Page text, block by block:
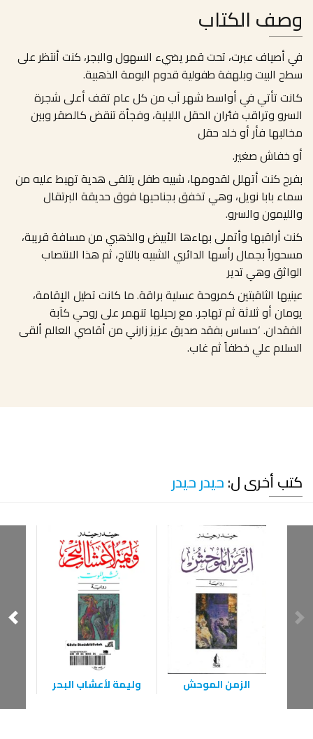
وصف الكتاب
في أصياف عبرت، تحت قمر يضيء السهول والبجر، كنت أنتظر على
سطح البيت وبلهفة طفولية قدوم البومة الذهبية.
كانت تأتي في أواسط شهر آب من كل عام تقف أعلى شجرة
السرو وتراقب فئران الحقل الليلية، وفجأة تنقض كالصقر وبين
مخالبها فأر أو خلد حقل
أو خفاش صغير.
بفرح كنت أتهلل لقدومها، شبيه طفل يتلقى هدية تهبط عليه من
سماء بابا نويل، وهي تخفق بجناحيها فوق حديقة البرتقال
والليمون والسرو.
كنت أراقبها وأتملى بهاءها الأبيض والذهبي من مسافة قريبة،
مسحوراً بجمال رأسها الدائري الشبيه بالتاج، ثم هذا الانتصاب
الواثق وهي تدير
عينيها الثاقبتين كمروحة عسلية براقة.ما كانت تطيل الإقامة،
يومان أو ثلاثة ثم تهاجر.مع رحيلها تنهمر على روحي كآبة
الفقدان. ‘حساس بفقد صديق عزيز زارني من أقاصي العالم ألقى
السلام علي خطفاً ثم غاب.
كتب أخرى ل:حيدر حيدر
الزمن الموحش وليمة لأعشاب البحر